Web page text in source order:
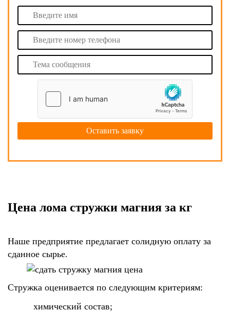
Цена лома стружки магния за кг
Наше предприятие предлагает солидную оплату за
сданное сырье.
Стружка оценивается по следующим критериям:
химический состав;